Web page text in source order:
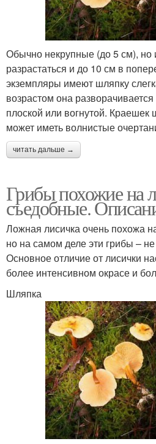
Обычно некрупные (до 5 см), но
разрастаться и до 10 см в
экземпляры имеют шляпку
возрастом она
плоской или вогнутой. Краешек
может иметь волнистые
читать дальше →
Грибы похожие на
съедобные.
Ложная лисичка очень похожа
но на самом деле эти грибы –
Основное отличие от лисички
более интенсивном окрасе и
Шляпка